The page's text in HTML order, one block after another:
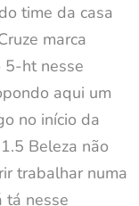
time da casa
marca
5-ht nesse
aqui um
no início da
Beleza não
trabalhar numa
tá nesse